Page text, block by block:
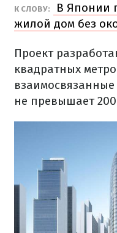
К СЛОВУ:
В Японии
жилой дом без
Проект
квадратных
не превышает